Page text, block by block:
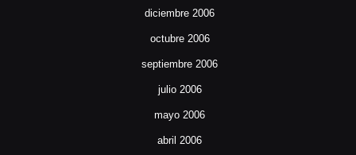
diciembre 2006
octubre 2006
septiembre 2006
julio 2006
mayo 2006
abril 2006